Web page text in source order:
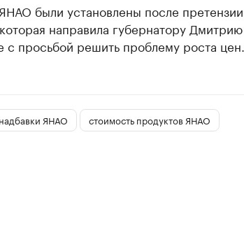
были установлены после претензии
направила губернатору Дмитрию
с просьбой решить проблему роста цен.
ЯНАО стоимость продуктов ЯНАО